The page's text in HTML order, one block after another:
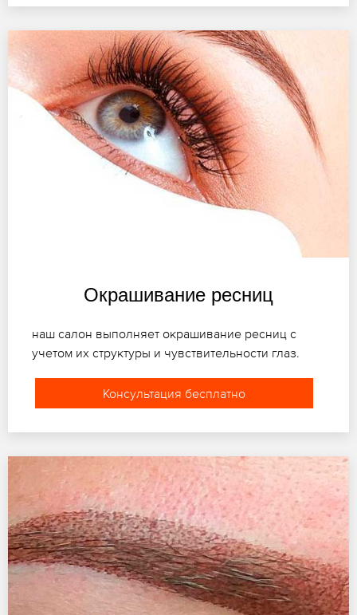
Окрашивание ресниц
наш салон выполняет окрашивание ресниц с
учетом их структуры и чувствительности глаз.
Консультация бесплатно